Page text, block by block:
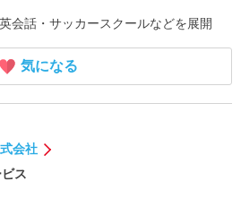
会話・サッカースクールなどを展開
気になる
会社
ス